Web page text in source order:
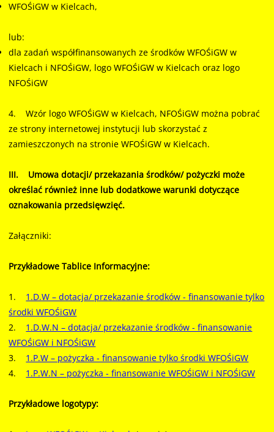
WFOŚiGW w Kielcach,
lub:
dla zadań współfinansowanych ze środków WFOŚiGW w
Kielcach i NFOŚiGW, logo WFOŚiGW w Kielcach oraz logo
NFOŚiGW
4. Wzór logo WFOŚiGW w Kielcach, NFOŚiGW można pobrać
ze strony internetowej instytucji lub skorzystać z
zamieszczonych na stronie WFOŚiGW w Kielcach.
III. Umowa dotacji/ przekazania środków/ pożyczki może
określać również inne lub dodatkowe warunki dotyczące
oznakowania przedsięwzięć.
Załączniki:
Przykładowe Tablice Informacyjne:
1. 1.D.W – dotacja/ przekazanie środków - finansowanie tylko
środki WFOŚiGW
2. 1.D.W.N – dotacja/ przekazanie środków - finansowanie
WFOŚiGW i NFOŚiGW
3. 1.P.W – pożyczka - finansowanie tylko środki WFOŚiGW
4. 1.P.W.N – pożyczka - finansowanie WFOŚiGW i NFOŚiGW
Przykładowe logotypy: